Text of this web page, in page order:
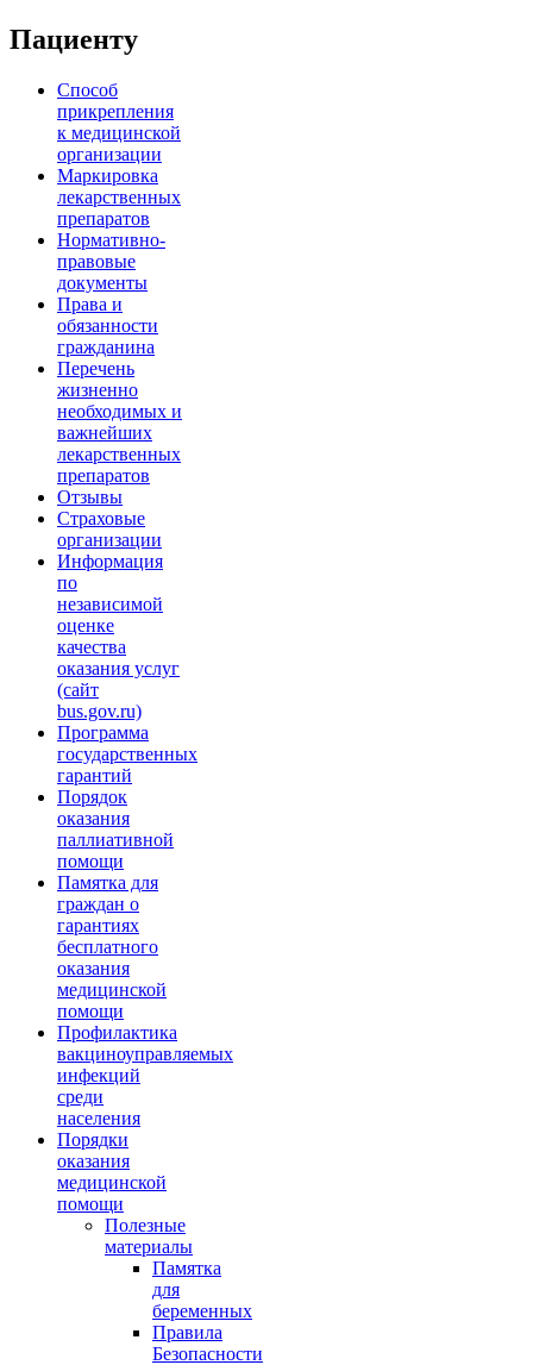
Пациенту
Способ
прикрепления
к медицинской
организации
Маркировка
лекарственных
препаратов
Нормативно-
правовые
документы
Права и
обязанности
гражданина
Перечень
жизненно
необходимых и
важнейших
лекарственных
препаратов
Отзывы
Страховые
организации
Информация
по
независимой
оценке
качества
оказания услуг
(сайт
bus.gov.ru)
Программа
государственных
гарантий
Порядок
оказания
паллиативной
помощи
Памятка для
граждан о
гарантиях
бесплатного
оказания
медицинской
помощи
Профилактика
вакциноуправляемых
инфекций
среди
населения
Порядки
оказания
медицинской
помощи
Полезные
материалы
Памятка
для
беременных
Правила
Безопасности